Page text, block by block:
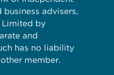
advisers,
Limited by
and
has no liability
member.